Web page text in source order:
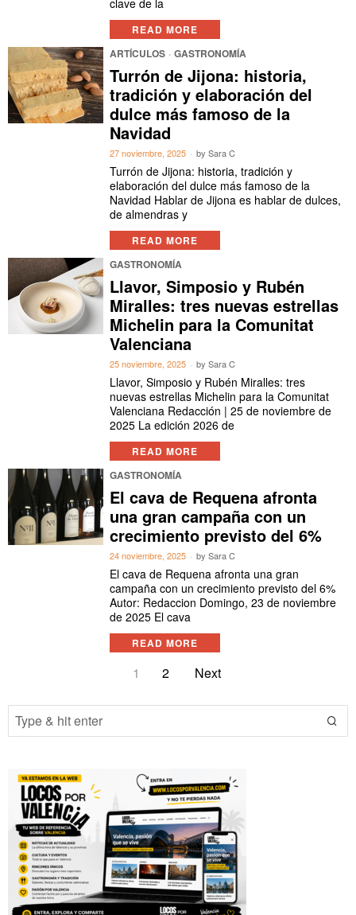
clave de la
READ MORE
ARTÍCULOS · GASTRONOMÍA
Turrón de Jijona: historia,
tradición y elaboración del
dulce más famoso de la
Navidad
27 noviembre, 2025 bySara C
Turrón de Jijona: historia, tradición y
elaboración del dulce más famoso de la
Navidad Hablar de Jijona es hablar de dulces,
de almendras y
READ MORE
GASTRONOMÍA
Llavor, Simposio y Rubén
Miralles: tres nuevas estrellas
Michelin para la Comunitat
Valenciana
25 noviembre, 2025 bySara C
Llavor, Simposio y Rubén Miralles: tres
nuevas estrellas Michelin para la Comunitat
Valenciana Redacción | 25 de noviembre de
2025 La edición 2026 de
READ MORE
GASTRONOMÍA
El cava de Requena afronta
una gran campaña con un
crecimiento previsto del 6%
24 noviembre, 2025 bySara C
El cava de Requena afronta una gran
campaña con un crecimiento previsto del 6%
Autor: Redaccion Domingo, 23 de noviembre
de 2025 El cava
READ MORE
1 2 Next